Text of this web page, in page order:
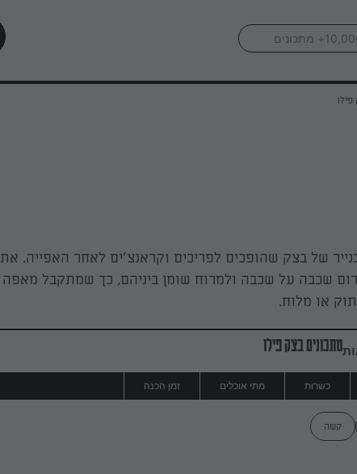
של בצק שהופכים לפריכים וקראנצ'ים לאחר האפייה. את
שכבה על שכבה ולמרוח שומן ביניהם, כך שמתקבל מאפה
או מלוח.
מתכונים בצק פילו
כשרות מתי אוכלים זמן הכנה
קשה